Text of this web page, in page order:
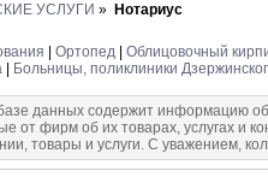
УСЛУГИ » Нотариус
Ортопед
Облицовочный
Больницы, поликлиники
данных содержит информацию
от фирм об их товарах, услугах и
товары и услуги. С уважением,